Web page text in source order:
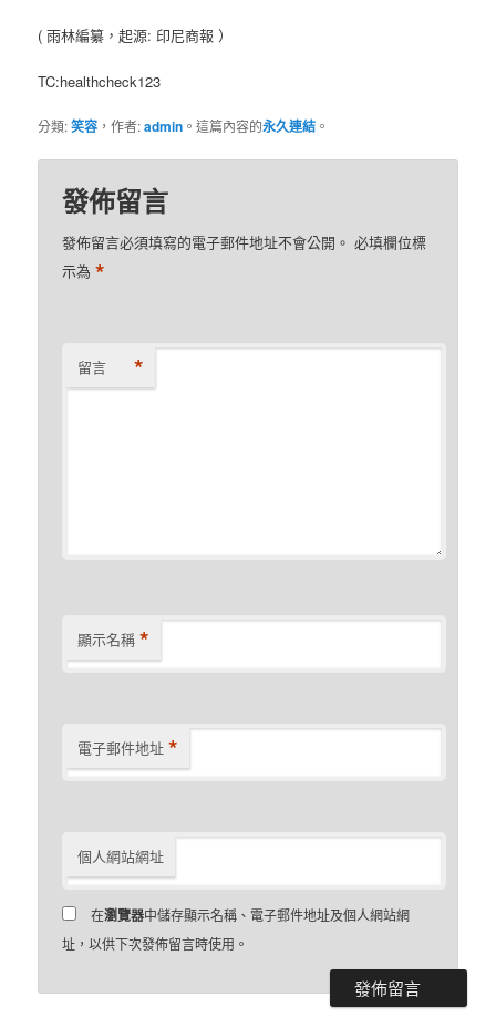
( 雨林編纂，起源: 印尼商報 ）
TC:healthcheck123
分類:笑容 ，作者:admin 。這篇內容的永久連結 。
發佈留言
發佈留言必須填寫的電子郵件地址不會公開。 必填欄位標
示為*
留言 *
顯示名稱 *
電子郵件地址 *
個人網站網址
在瀏覽器中儲存顯示名稱、電子郵件地址及個人網站網
址，以供下次發佈留言時使用。